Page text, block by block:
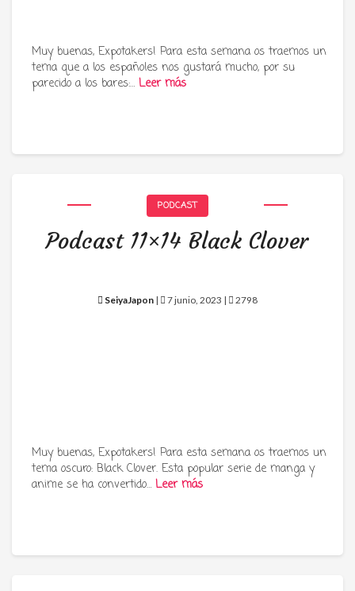
Muy buenas, Expotakers! Para esta semana os traemos un
tema que a los españoles nos gustará mucho, por su
parecido a los bares:… Leer más
PODCAST
Podcast 11×14 Black Clover
SeiyaJapon | 7 junio, 2023 | 2798
Muy buenas, Expotakers! Para esta semana os traemos un
tema oscuro: Black Clover. Esta popular serie de manga y
anime se ha convertido… Leer más